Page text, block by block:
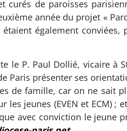
curés de paroisses
année du projet «
également conviées,
le P. Paul Dollié, vicaire à
Paris présenter ses
de famille, car on ne sait
jeunes (EVEN et ECM) ;
avec conviction le jeune